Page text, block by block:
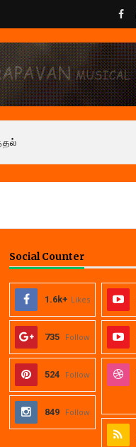
Social Counter
1.6k+ Likes
735 Follow
524 Follow
849 Follow